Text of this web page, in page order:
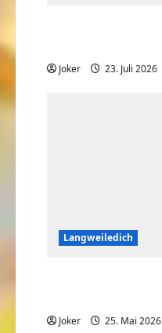
Joker 23. Juli 2026
Langweiledich
Joker 25. Mai 2026